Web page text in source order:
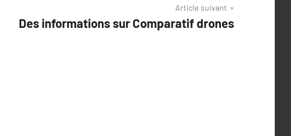
Article suivant
Des informations sur Comparatif drones